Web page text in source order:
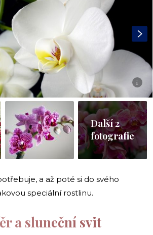
i
Další 2
fotografie
a až poté si do svého
speciální rostlinu.
a sluneční svit